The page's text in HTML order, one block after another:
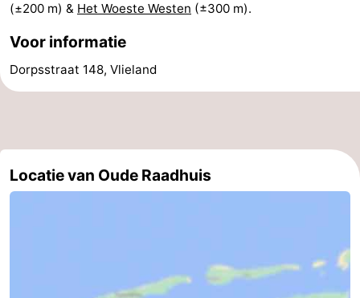
Boot
Waddenhoppen
Reisboekenwinkel
Nieuws
Friesland
(±200 m) & Het Woeste Westen (±300 m).
Voor informatie
Dorpsstraat 148, Vlieland
Locatie van Oude Raadhuis